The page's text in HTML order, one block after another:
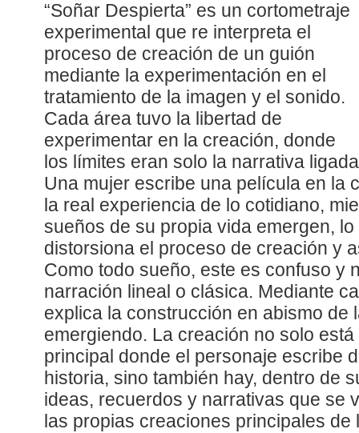
“Soñar Despierta” es un cortometraje
experimental que re interpreta el
proceso de creación de un guión
mediante la experimentación en el
tratamiento de la imagen y el sonido.
Cada área tuvo la libertad de
experimentar en la creación, donde
los límites eran solo la narrativa
Una mujer escribe una película en la
la real experiencia de lo cotidiano,
sueños de su propia vida emergen,
distorsiona el proceso de creación y
Como todo sueño, este es confuso y
narración lineal o clásica. Mediante
explica la construcción en abismo de
emergiendo. La creación no solo
principal donde el personaje escribe
historia, sino también hay, dentro de
ideas, recuerdos y narrativas que se
las propias creaciones principales de